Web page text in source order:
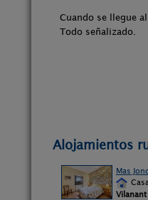
Cuando se llegue
Todo señalizado.
Alojamientos
Mas
Vilanant